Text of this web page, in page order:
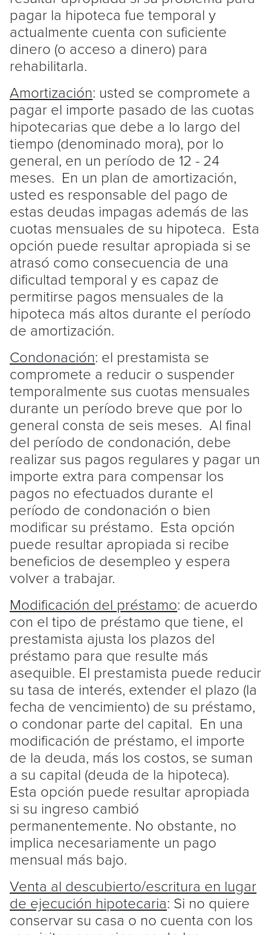
pagar la hipoteca fue temporal y
actualmente cuenta con suficiente
dinero (o acceso a dinero) para
rehabilitarla.
Amortización: usted se compromete a
pagar el importe pasado de las cuotas
hipotecarias que debe a lo largo del
tiempo (denominado mora), por lo
general, en un período de 12 - 24
meses. En un plan de amortización,
usted es responsable del pago de
estas deudas impagas además de las
cuotas mensuales de su hipoteca. Esta
opción puede resultar apropiada si se
atrasó como consecuencia de una
dificultad temporal y es capaz de
permitirse pagos mensuales de la
hipoteca más altos durante el período
de amortización.
Condonación: el prestamista se
compromete a reducir o suspender
temporalmente sus cuotas mensuales
durante un período breve que por lo
general consta de seis meses. Al final
del período de condonación, debe
realizar sus pagos regulares y pagar un
importe extra para compensar los
pagos no efectuados durante el
período de condonación o bien
modificar su préstamo. Esta opción
puede resultar apropiada si recibe
beneficios de desempleo y espera
volver a trabajar.
Modificación del préstamo: de acuerdo
con el tipo de préstamo que tiene, el
prestamista ajusta los plazos del
préstamo para que resulte más
asequible. El prestamista puede reducir
su tasa de interés, extender el plazo (la
fecha de vencimiento) de su préstamo,
o condonar parte del capital. En una
modificación de préstamo, el importe
de la deuda, más los costos, se suman
a su capital (deuda de la hipoteca).
Esta opción puede resultar apropiada
si su ingreso cambió
permanentemente. No obstante, no
implica necesariamente un pago
mensual más bajo.
Venta al descubierto/escritura en lugar
de ejecución hipotecaria: Si no quiere
conservar su casa o no cuenta con los